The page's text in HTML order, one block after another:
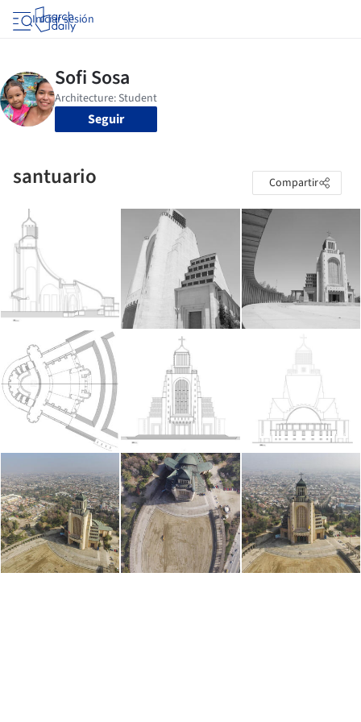
Iniciar sesión
Seguir
santuario Compartir